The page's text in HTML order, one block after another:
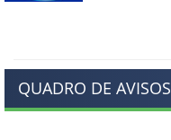
QUADRO DE AVISOS